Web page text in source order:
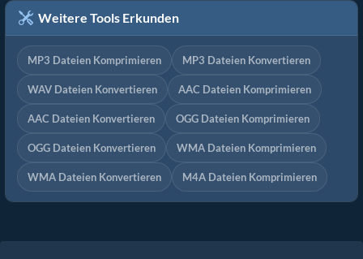
Weitere Tools Erkunden
MP3 Dateien Komprimieren MP3 Dateien Konvertieren
WAV Dateien Konvertieren AAC Dateien Komprimieren
AAC Dateien Konvertieren OGG Dateien Komprimieren
OGG Dateien Konvertieren WMA Dateien Komprimieren
WMA Dateien Konvertieren M4A Dateien Komprimieren